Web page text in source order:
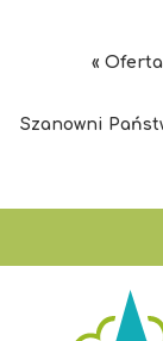
«
Szanowni